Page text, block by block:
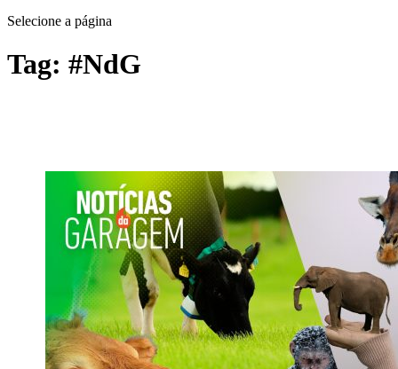
Selecione a página
Tag: #NdG